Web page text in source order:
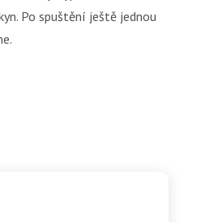
Po spuštění ještě jednou